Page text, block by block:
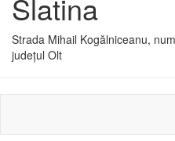
Slatina
Strada Mihail Kogălniceanu,
județul Olt